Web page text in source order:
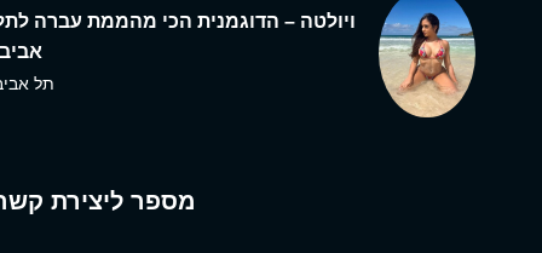
ויולטה – הדוגמנית הכי מהממת עברה
תל
מספר ליצירת